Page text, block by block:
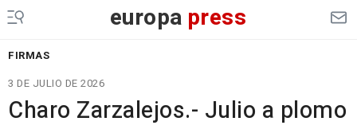
europa press
FIRMAS
3 DE JULIO DE 2026
Charo Zarzalejos.- Julio a plomo